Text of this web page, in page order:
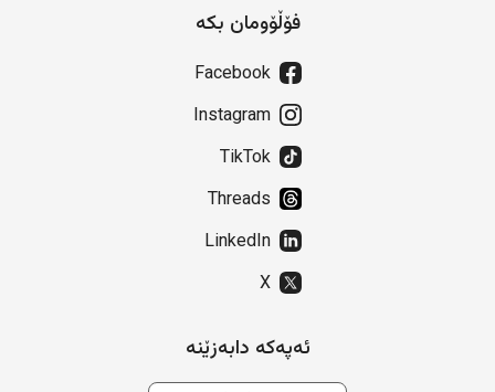
فۆڵۆومان بکە
Facebook
Instagram
TikTok
Threads
LinkedIn
X
ئەپەکە دابەزێنە